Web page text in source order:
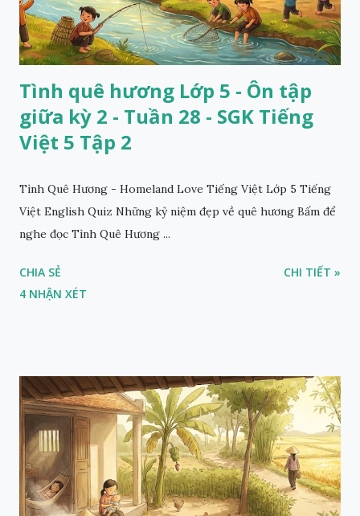
Tình quê hương Lớp 5 - Ôn tập
giữa kỳ 2 - Tuần 28 - SGK Tiếng
Việt 5 Tập 2
Tình Quê Hương - Homeland Love Tiếng Việt Lớp 5 Tiếng
Việt English Quiz Những kỷ niệm đẹp về quê hương Bấm để
nghe đọc Tình Quê Hương ...
CHIA SẺ
4 NHẬN XÉT
CHI TIẾT »